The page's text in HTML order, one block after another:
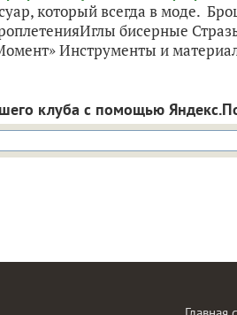
который всегда в моде.
бисерные
Инструменты и
клуба с помощью